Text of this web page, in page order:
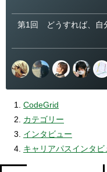
第1回 どうすれば、自
CodeGrid
カテゴリー
インタビュー
キャリアパスインタビ